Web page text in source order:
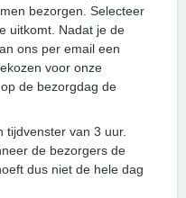
bezorgen. Selecteer
uitkomt. Nadat je de
ons per email een
voor onze
de bezorgdag de
tijdvenster van 3 uur.
de bezorgers de
dus niet de hele dag